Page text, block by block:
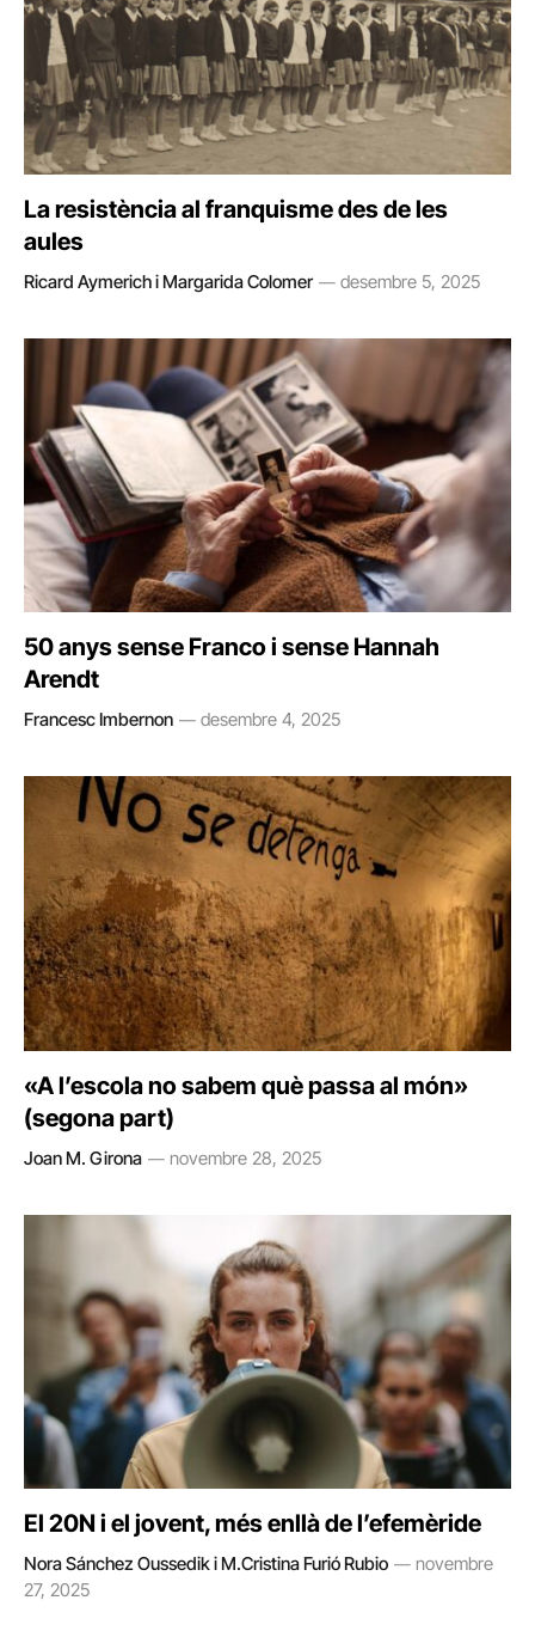
La resistència al franquisme des de les
aules
Ricard Aymerich i Margarida Colomer desembre 5, 2025
50 anys sense Franco i sense Hannah
Arendt
Francesc Imbernon desembre 4, 2025
«A l’escola no sabem què passa al món»
(segona part)
Joan M. Girona novembre 28, 2025
El 20N i el jovent, més enllà de l’efemèride
Nora Sánchez Oussedik i M.Cristina Furió Rubio
novembre
27, 2025